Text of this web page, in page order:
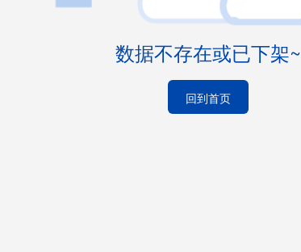
数据不存在或已下架~
回到首页